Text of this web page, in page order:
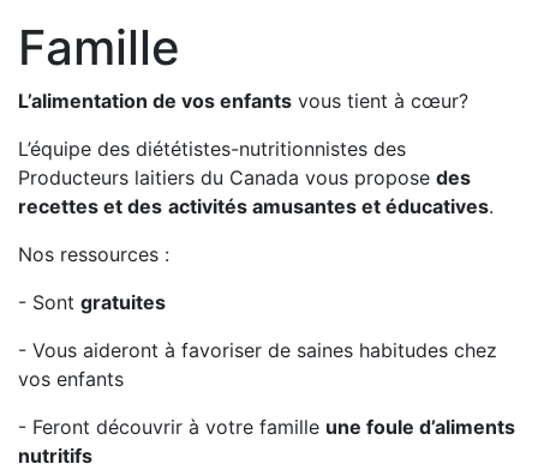
Famille
L’alimentation de vos enfants vous tient à cœur?
L’équipe des diététistes-nutritionnistes des
Producteurs laitiers du Canada vous propose des
recettes et des activités amusantes et éducatives.
Nos ressources :
- Sont gratuites
- Vous aideront à favoriser de saines habitudes chez
vos enfants
- Feront découvrir à votre famille une foule d’aliments
nutritifs